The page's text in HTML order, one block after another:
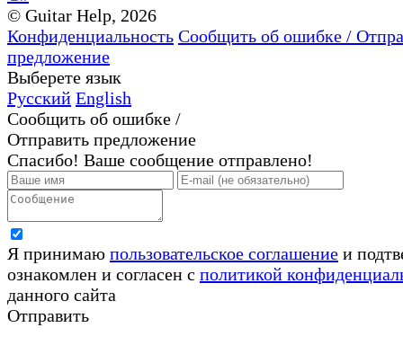
© Guitar Help, 2026
Конфиденциальность Сообщить об ошибке /
предложение
Выберете язык
Русский English
Сообщить об ошибке /
Отправить предложение
Спасибо! Ваше сообщение отправлено!
Я принимаю пользовательское соглашение и
ознакомлен и согласен с политикой
данного сайта
Отправить